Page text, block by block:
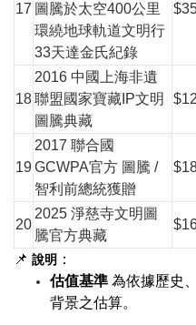
17 圖騰於太空400公里
環繞地球軌道文明行
33天達金氏紀錄
18
2016 中國上海非遺
聯盟 國家寶藏IP文明
圖騰典藏
19
2017 聯合國
GCWPA官方 圖騰 /
智利前總統獲贈
20
2025 淨慈寺文明圖
騰官方典藏
📌 說明 ：
估值基準 為依據歷史
背景之估算。